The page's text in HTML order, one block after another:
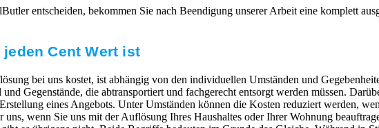
entscheiden, bekommen Sie nach Beendigung unserer Arbeit eine komplett
jeden Cent Wert ist
bei uns kostet, ist abhängig von den individuellen Umständen und
Gegenstände, die abtransportiert und fachgerecht entsorgt werden müssen.
eines Angebots. Unter Umständen können die Kosten reduziert werden,
wenn Sie uns mit der Auflösung Ihres Haushaltes oder Ihrer Wohnung